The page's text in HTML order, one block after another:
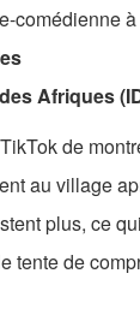
comédienne
Afriques
de
au village
plus, ce
tente de